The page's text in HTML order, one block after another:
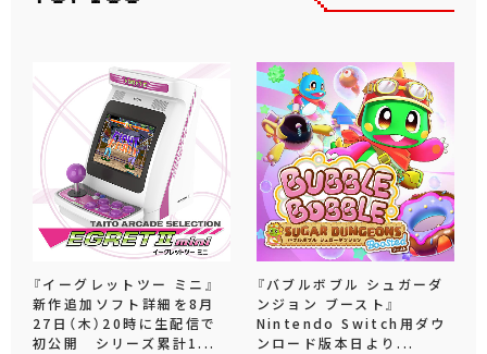
『イーグレットツー ミニ』
新作追加ソフト詳細を8月
27日（木）20時に生配信で
初公開 シリーズ累計1...
『バブルボブル シュガーダ
ンジョン ブースト』
Nintendo Switch用ダウ
ンロード版本日より...